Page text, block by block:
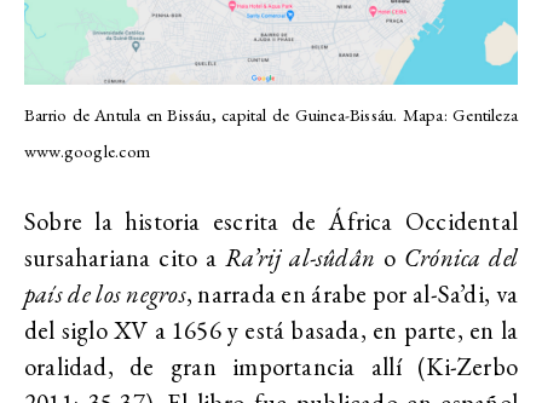
Barrio de Antula en Bissáu, capital de Guinea-Bissáu. Mapa: Gentileza
www.google.com
Sobre la historia escrita de África Occidental
sursahariana cito aRa’rij al-sûdân o Crónica del
país de los negros, narrada en árabe por al-Sa’di, va
del siglo XV a 1656 y está basada, en parte, en la
oralidad, de gran importancia allí (Ki-Zerbo